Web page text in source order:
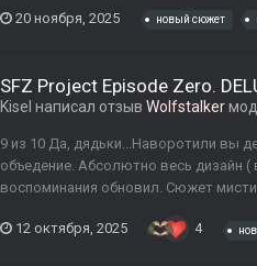
20 ноября, 2025 новый сюжет
SFZ Project Episode Zero.
Kisel написал отзыв Wolfstalker
9 из 10 Да, дядьки...Наворотили вы
объедение. Абсолютно весь дизайн
воспоминания обновил. Сюжет
12 октября, 2025 4